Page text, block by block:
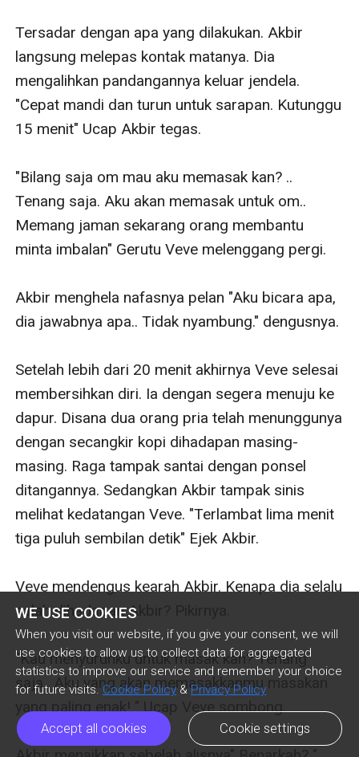
WE USE COOKIES
When you visit our website, if you give your consent, we will
use cookies to allow us to collect data for aggregated
statistics to improve our service and remember your choice
for future visits. Cookie Policy & Privacy Policy
Accept all cookies Cookie settings